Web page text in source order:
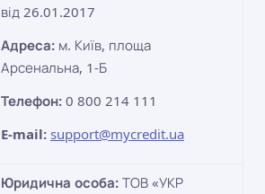
від 26.01.2017
Адреса: м. Київ, площа
Арсенальна, 1-Б
Телефон: 0 800 214 111
E-mail: support@mycredit.ua
Юридична особа: ТОВ «УКР